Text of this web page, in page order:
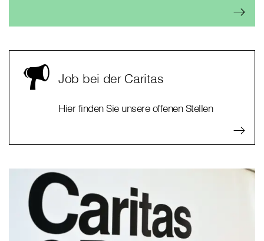
Job bei der Caritas
Hier finden Sie unsere offenen Stellen